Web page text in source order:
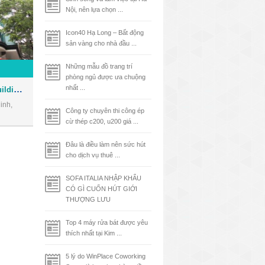
Tòa nhà Phúc Kim Long Building - Văn phòng cho thuê Quận 1
Nội, nên lựa chọn ...
Icon40 Hạ Long – Bất động
sản vàng cho nhà đầu ...
Những mẫu đồ trang trí
phòng ngủ được ưa chuộng
nhất ...
Công ty chuyên thi công ép
cừ thép c200, u200 giá ...
Đâu là điều làm nên sức hút
cho dịch vụ thuê ...
SOFA ITALIA NHẬP KHẨU
CÓ GÌ CUỐN HÚT GIỚI
THƯỢNG LƯU
Top 4 máy rửa bát được yêu
thích nhất tại Kim ...
5 lý do WinPlace Coworking